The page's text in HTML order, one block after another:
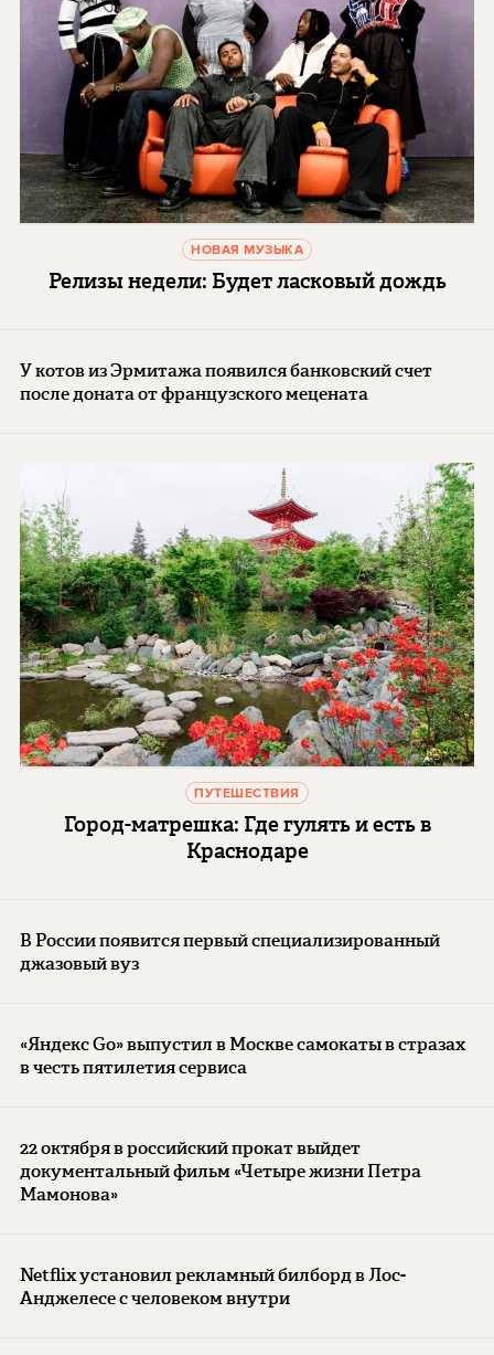
НОВАЯ МУЗЫКА
Релизы недели: Будет ласковый дождь
У котов из Эрмитажа появился банковский счет
после доната от французского мецената
ПУТЕШЕСТВИЯ
Город-матрешка: Где гулять и есть в
Краснодаре
В России появится первый специализированный
джазовый вуз
«Яндекс Go» выпустил в Москве самокаты в стразах
в честь пятилетия сервиса
22 октября в российский прокат выйдет
документальный фильм «Четыре жизни Петра
Мамонова»
Netflix установил рекламный билборд в Лос-
Анджелесе с человеком внутри